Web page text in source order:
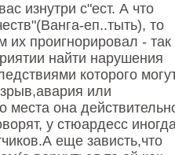
изнутри с"ест. А что
еп..тыть), то
их проигнорировал - так
найти нарушения
которого
или
места она
у стюардесс
еще зависть,что